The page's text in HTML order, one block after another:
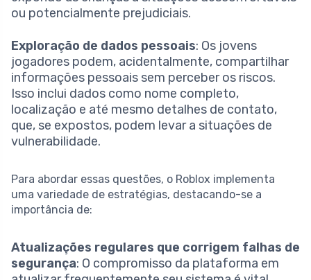
ou potencialmente prejudiciais.
Exploração de dados pessoais: Os jovens
jogadores podem, acidentalmente, compartilhar
informações pessoais sem perceber os riscos.
Isso inclui dados como nome completo,
localização e até mesmo detalhes de contato,
que, se expostos, podem levar a situações de
vulnerabilidade.
Para abordar essas questões, o Roblox implementa
uma variedade de estratégias, destacando-se a
importância de:
Atualizações regulares que corrigem falhas de
segurança: O compromisso da plataforma em